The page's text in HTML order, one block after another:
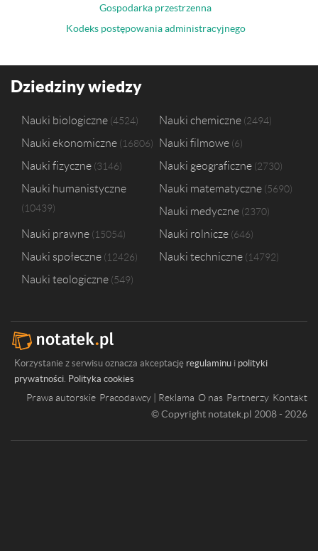
Gospodarka przestrzenna
Kodeks postępowania administracyjnego
Dziedziny wiedzy
Nauki biologiczne 4524 Nauki chemiczne 2494
Nauki ekonomiczne 16806 Nauki filmowe 6
Nauki fizyczne 3146 Nauki geograficzne 2730
Nauki humanistyczne
10439
Nauki matematyczne 5690
Nauki medyczne 2370
Nauki prawne 15054 Nauki rolnicze 646
Nauki społeczne 12426 Nauki techniczne 14792
Nauki teologiczne 549
Korzystanie z serwisu oznacza akceptację regulaminu i polityki
prywatności. Polityka cookies
Prawa autorskie Pracodawcy | Reklama O nas Partnerzy Kontakt
© Copyright notatek.pl 2008 - 2026